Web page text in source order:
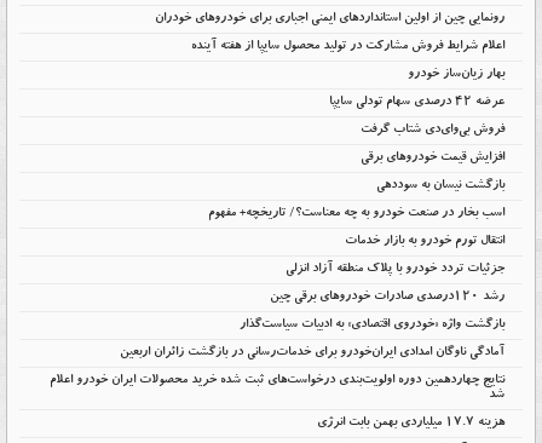
رونمایی چین از اولین استانداردهای ایمنی اجباری برای خودروهای خودران
اعلام شرایط فروش مشارکت در تولید محصول سایپا از هفته آینده
بهار زیان‌ساز خودرو
عرضه ۴۲ درصدی سهام تودلی سایپا
فروش بی‌وای‌دی شتاب گرفت
افزایش قیمت خودروهای برقی
بازگشت نیسان به سوددهی
اسب بخار در صنعت خودرو به چه معناست؟/ تاریخچه+ مفهوم
انتقال تورم خودرو به بازار خدمات
جزئیات تردد خودرو با پلاک منطقه آزاد انزلی
رشد ۱۲۰درصدی صادرات خودروهای برقی چین
بازگشت واژه «خودروی اقتصادی» به ادبیات سیاست‌گذار
آمادگی ناوگان امدادی ایران‌خودرو برای خدمات‌رسانی در بازگشت زائران اربعین
نتایج چهاردهمین دوره اولویت‌بندی درخواست‌های ثبت شده خرید محصولات ایران خودرو اعلام
شد
هزینه ۱۷.۷ میلیاردی بهمن بابت انرژی